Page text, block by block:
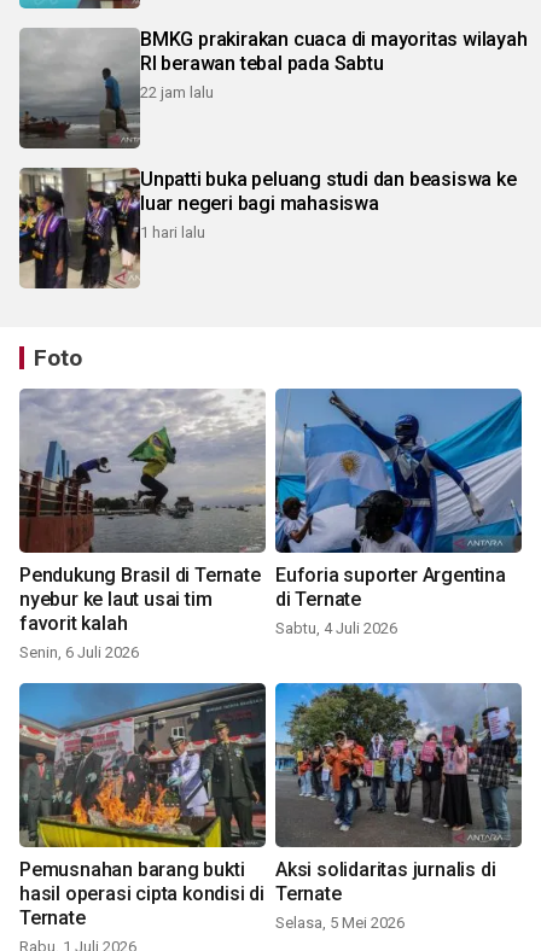
BMKG prakirakan cuaca di mayoritas wilayah
RI berawan tebal pada Sabtu
22 jam lalu
Unpatti buka peluang studi dan beasiswa ke
luar negeri bagi mahasiswa
1 hari lalu
Foto
Pendukung Brasil di Ternate
nyebur ke laut usai tim
favorit kalah
Senin, 6 Juli 2026
Euforia suporter Argentina
di Ternate
Sabtu, 4 Juli 2026
Pemusnahan barang bukti
hasil operasi cipta kondisi di
Ternate
Rabu, 1 Juli 2026
Aksi solidaritas jurnalis di
Ternate
Selasa, 5 Mei 2026